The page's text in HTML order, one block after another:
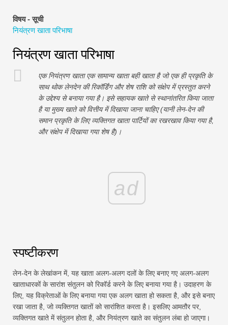
पूर्ण प्रपत्र
जोखिम प्रबंधन ट्यूटोरियल
विषय - सूची
नियंत्रण खाता परिभाषा
नियंत्रण खाता परिभाषा
एक नियंत्रण खाता एक सामान्य खाता बही खाता है जो एक ही प्रकृति के
साथ थोक लेनदेन की रिकॉर्डिंग और शेष राशि को संक्षेप में प्रस्तुत करने
के उद्देश्य से बनाया गया है। इसे सहायक खाते से स्थानांतरित किया जाता
है या मुख्य खाते को वित्तीय में दिखाया जाना चाहिए (यानी लेन-देन की
समान प्रकृति के लिए व्यक्तिगत खाता पार्टियों का रखरखाव किया गया है,
और संक्षेप में दिखाया गया शेष है)।
ad
स्पष्टीकरण
लेन-देन के लेखांकन में, यह खाता अलग-अलग दलों के लिए बनाए गए अलग-अलग
खाताधारकों के सारांश संतुलन को रिकॉर्ड करने के लिए बनाया गया है। उदाहरण के
लिए, यह विक्रेताओं के लिए बनाया गया एक अलग खाता हो सकता है, और इसे बनाए
रखा जाता है, जो व्यक्तिगत खातों को सारांशित करता है। इसलिए आमतौर पर,
व्यक्तिगत खाते में संतुलन होता है, और नियंत्रण खाते का संतुलन लंबा हो जाएगा।